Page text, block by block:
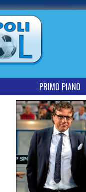
PRIMO PIANO